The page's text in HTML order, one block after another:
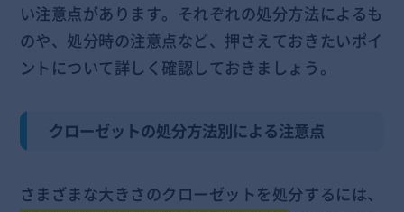
い注意点があります。それぞれの処分方法によるも
のや、処分時の注意点など、押さえておきたいポイ
ントについて詳しく確認しておきましょう。
クローゼットの処分方法別による注意点
さまざまな大きさのクローゼットを処分するには、